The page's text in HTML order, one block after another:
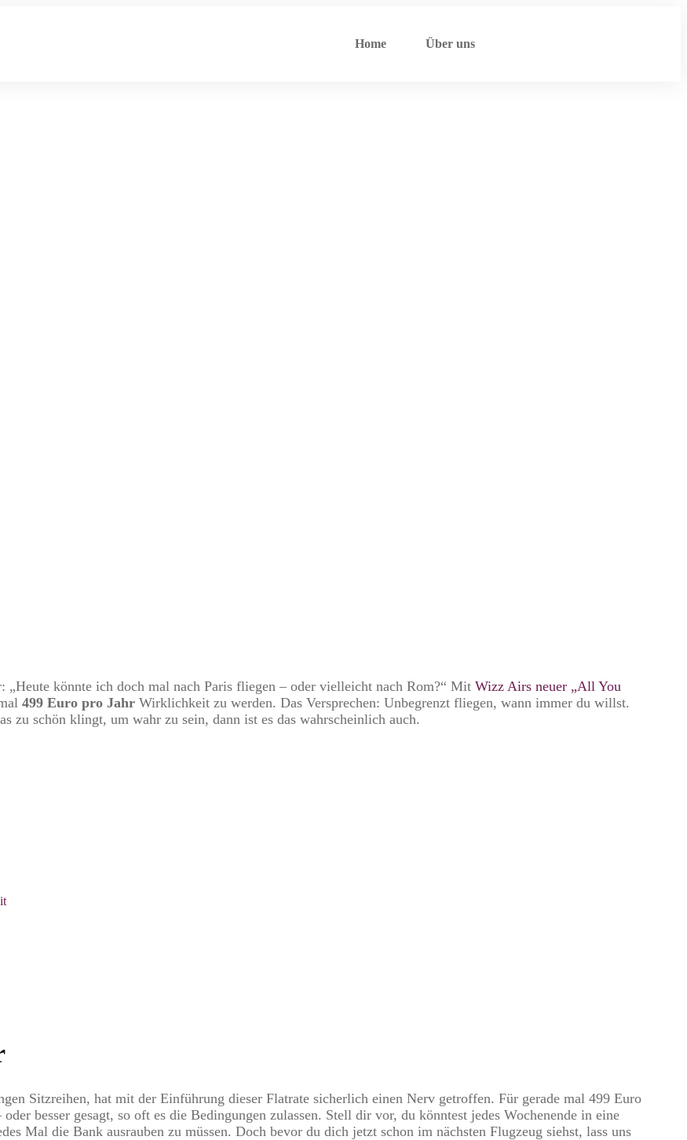
Home Über uns
könnte ich doch mal nach Paris fliegen – oder vielleicht nach Rom?“ Mit Wizz Airs neuer „All You
499 Euro pro Jahr Wirklichkeit zu werden. Das Versprechen: Unbegrenzt fliegen, wann immer du willst.
zu schön klingt, um wahr zu sein, dann ist es das wahrscheinlich auch.
Sitzreihen, hat mit der Einführung dieser Flatrate sicherlich einen Nerv getroffen. Für gerade mal 499 Euro
besser gesagt, so oft es die Bedingungen zulassen. Stell dir vor, du könntest jedes Wochenende in eine
Mal die Bank ausrauben zu müssen. Doch bevor du dich jetzt schon im nächsten Flugzeug siehst, lass uns